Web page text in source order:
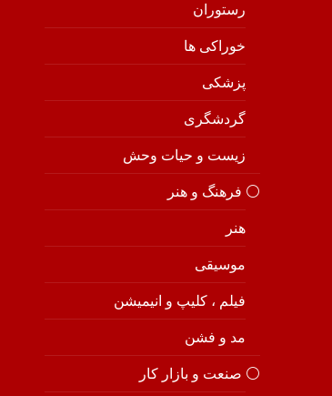
رستوران
خوراکی ها
پزشکی
گردشگری
زیست و حیات وحش
⚪️ فرهنگ و هنر
هنر
موسیقی
فیلم ، کلیپ و انیمیشن
مد و فشن
⚪️ صنعت و بازار کار